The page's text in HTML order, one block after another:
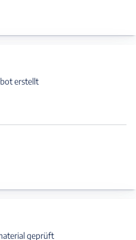
erstellt
geprüft